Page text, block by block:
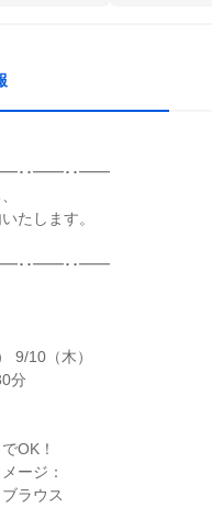
･･━━･･━━
たします。
･･━━･･━━
9/10（木）
分
OK！
ージ：
ラウス